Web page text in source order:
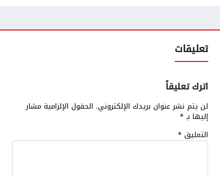
تعليقات
اترك تعليقاً
لن يتم نشر عنوان بريدك الإلكتروني. الحقول الإلزامية مشار
إليها بـ*
التعليق *